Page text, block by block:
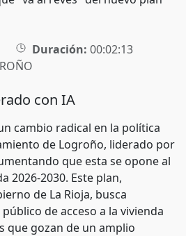
Duración: 00:02:13
con IA
cambio radical en la política
de Logroño, liderado por
que esta se opone al
2026-2030. Este plan,
de La Rioja, busca
de acceso a la vivienda
que gozan de un amplio